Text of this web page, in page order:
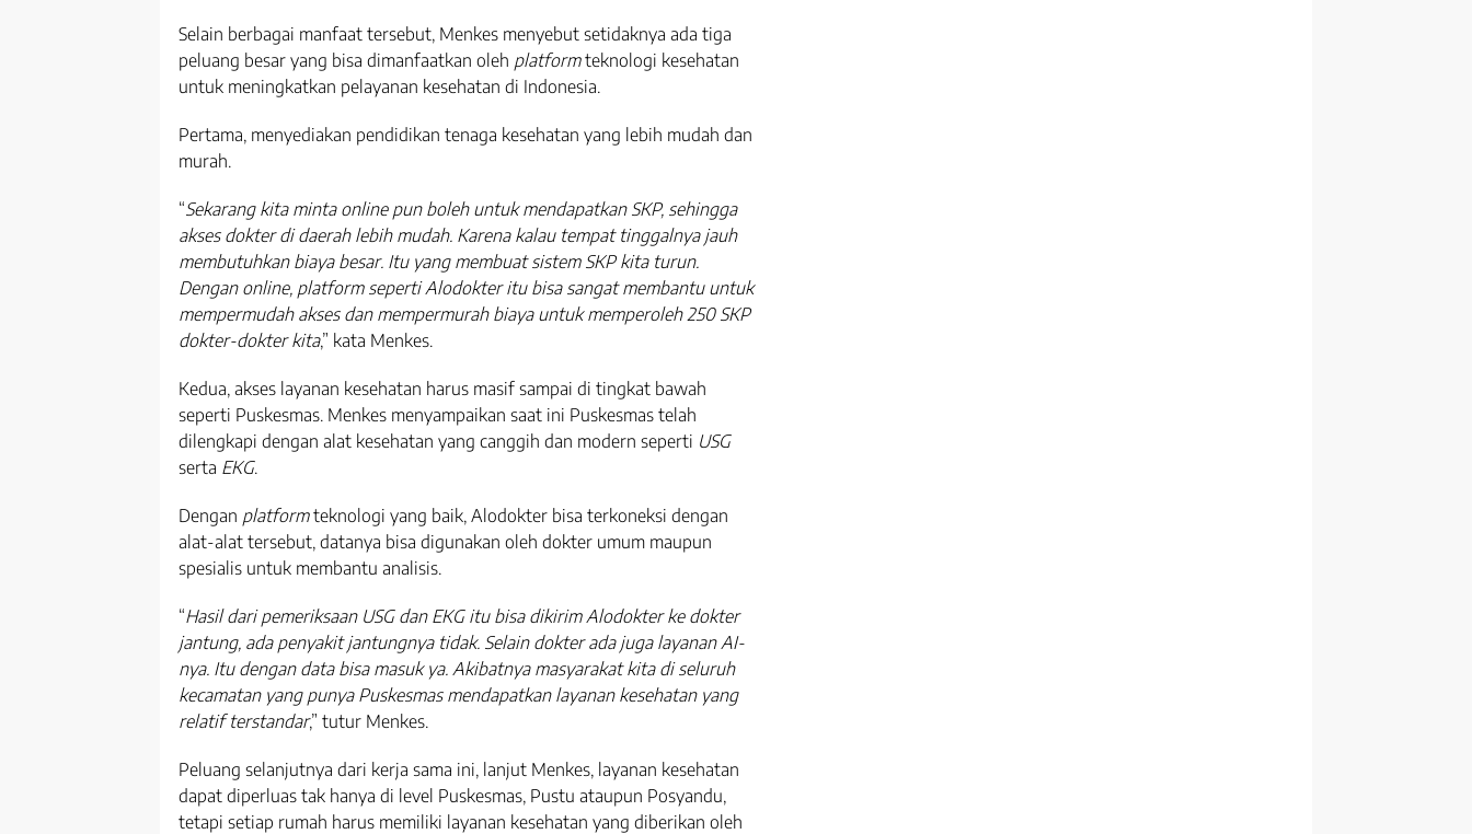
Selain berbagai manfaat tersebut, Menkes menyebut setidaknya ada tiga
peluang besar yang bisa dimanfaatkan oleh platformteknologi kesehatan
untuk meningkatkan pelayanan kesehatan di Indonesia.
Pertama, menyediakan pendidikan tenaga kesehatan yang lebih mudah dan
murah.
“Sekarang kita minta online pun boleh untuk mendapatkan SKP, sehingga
akses dokter di daerah lebih mudah. Karena kalau tempat tinggalnya jauh
membutuhkan biaya besar. Itu yang membuat sistem SKP kita turun.
Dengan online, platform seperti Alodokter itu bisa sangat membantu untuk
mempermudah akses dan mempermurah biaya untuk memperoleh 250 SKP
dokter-dokter kita,” kata Menkes.
Kedua, akses layanan kesehatan harus masif sampai di tingkat bawah
seperti Puskesmas. Menkes menyampaikan saat ini Puskesmas telah
dilengkapi dengan alat kesehatan yang canggih dan modern seperti USG
serta EKG.
Dengan platformteknologi yang baik, Alodokter bisa terkoneksi dengan
alat-alat tersebut, datanya bisa digunakan oleh dokter umum maupun
spesialis untuk membantu analisis.
“Hasil dari pemeriksaan USG dan EKG itu bisa dikirim Alodokter ke dokter
jantung, ada penyakit jantungnya tidak. Selain dokter ada juga layanan AI-
nya. Itu dengan data bisa masuk ya. Akibatnya masyarakat kita di seluruh
kecamatan yang punya Puskesmas mendapatkan layanan kesehatan yang
relatif terstandar,” tutur Menkes.
Peluang selanjutnya dari kerja sama ini, lanjut Menkes, layanan kesehatan
dapat diperluas tak hanya di level Puskesmas, Pustu ataupun Posyandu,
tetapi setiap rumah harus memiliki layanan kesehatan yang diberikan oleh